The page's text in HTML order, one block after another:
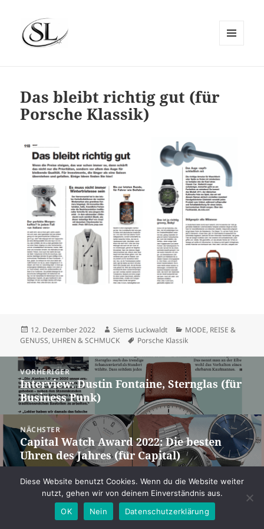
Das bleibt richtig gut (für
Porsche Klassik)
Veröffentlicht
am
12. Dezember 2022 Autor
Siems Luckwaldt Kategorien
MODE, REISE &
GENUSS, UHREN & SCHMUCK Schlagwörter
Porsche Klassik
Beitragsnavigation
VORHERIGER
Vorheriger
Beitrag:
Interview: Dustin Fontaine, Sternglas (für
Business Punk)
NÄCHSTER
Nächster
Beitrag:
Capital Watch Award 2022: Die besten
Uhren des Jahres (für Capital)
Datenschutz Stolz präsentiert von WordPress
Diese Website benutzt Cookies. Wenn du die Website weiter
nutzt, gehen wir von deinem Einverständnis aus.
OK
Nein Datenschutzerklärung